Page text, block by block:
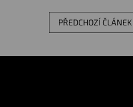
PŘEDCHOZÍ ČLÁNEK